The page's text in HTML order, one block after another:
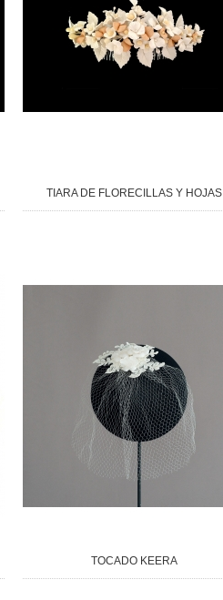
TIARA DE FLORECILLAS Y HOJAS
TOCADO KEERA